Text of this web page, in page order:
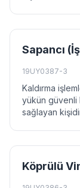
Sapancı
19UY0387-3
Kaldırma
yükün güvenli
sağlayan
Köprülü